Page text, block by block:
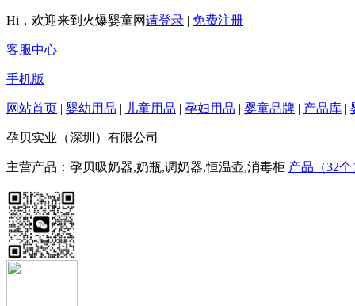
Hi，欢迎来到火爆婴童网请登录 | 免费注册
客服中心
手机版
网站首页 | 婴幼用品 | 儿童用品 | 孕妇用品 | 婴童品牌 | 产品库 |
孕贝实业（深圳）有限公司
主营产品：孕贝吸奶器,奶瓶,调奶器,恒温壶,消毒柜 产品（32个